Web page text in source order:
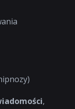
,